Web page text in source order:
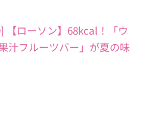
【ローソン】68kcal！「ウ
汁フルーツバー」が夏の味